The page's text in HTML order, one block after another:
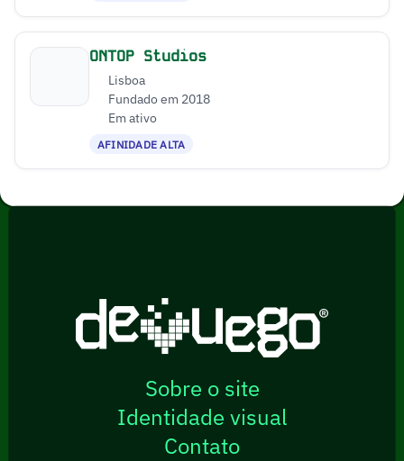
ONTOP Studios
Lisboa
Fundado em 2018
Em ativo
AFINIDADE ALTA
Sobre o site
Identidade visual
Contato